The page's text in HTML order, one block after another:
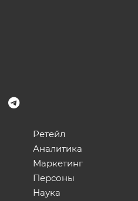
Ретейл
Аналитика
Маркетинг
Персоны
Наука